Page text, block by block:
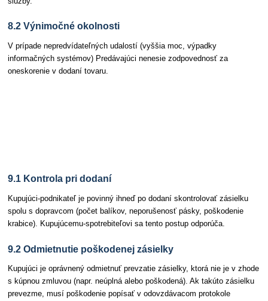
8.2 Výnimočné okolnosti
V prípade nepredvídateľných udalostí (vyššia moc, výpadky
informačných systémov) Predávajúci nenesie zodpovednosť za
oneskorenie v dodaní tovaru.
9.1 Kontrola pri dodaní
Kupujúci-podnikateľ je povinný ihneď po dodaní skontrolovať zásielku
spolu s dopravcom (počet balíkov, neporušenosť pásky, poškodenie
krabice). Kupujúcemu-spotrebiteľovi sa tento postup odporúča.
9.2 Odmietnutie poškodenej zásielky
Kupujúci je oprávnený odmietnuť prevzatie zásielky, ktorá nie je v zhode
s kúpnou zmluvou (napr. neúplná alebo poškodená). Ak takúto zásielku
prevezme, musí poškodenie popísať v odovzdávacom protokole